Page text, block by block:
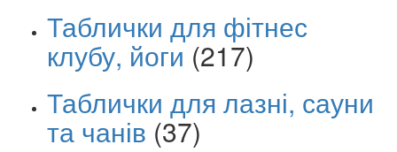
Таблички для фітнес
клубу, йоги (217)
Таблички для лазні, сауни
та чанів (37)